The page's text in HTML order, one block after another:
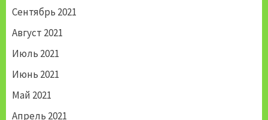
Сентябрь 2021
Август 2021
Июль 2021
Июнь 2021
Май 2021
Апрель 2021